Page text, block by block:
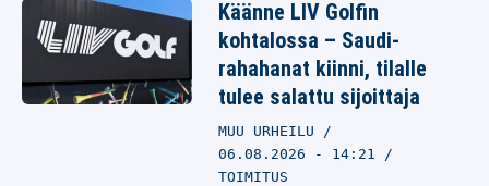
Käänne LIV Golfin
kohtalossa – Saudi-
rahahanat kiinni, tilalle
tulee salattu sijoittaja
MUU URHEILU
06.08.2026 - 14:21
TOIMITUS